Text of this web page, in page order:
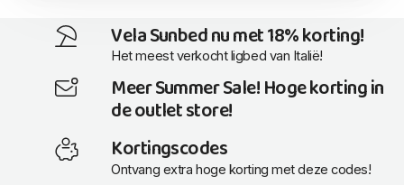
Vela Sunbed nu met 18% korting!
Het meest verkocht ligbed van Italië!
Meer Summer Sale! Hoge korting in
de outlet store!
Kortingscodes
Ontvang extra hoge korting met deze codes!